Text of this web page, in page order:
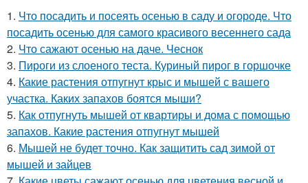
1. Что посадить и посеять осенью в саду и огороде. Что
посадить осенью для самого красивого весеннего сада
2. Что сажают осенью на даче. Чеснок
3. Пироги из слоеного теста. Куриный пирог в горшочке
4. Какие растения отпугнут крыс и мышей с вашего
участка. Каких запахов боятся мыши?
5. Как отпугнуть мышей от квартиры и дома с помощью
запахов. Какие растения отпугнут мышей
6. Мышей не будет точно. Как защитить сад зимой от
мышей и зайцев